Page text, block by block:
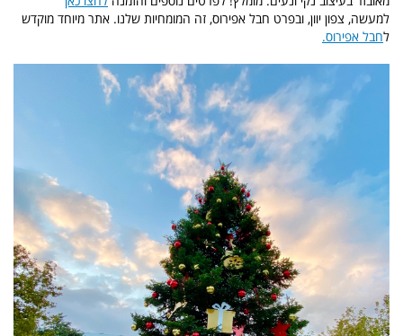
למעשה, צפון יוון, ובפרט חבל אפירוס, זה המומחיות שלנו. אתר מיוחד מוקדש
לחבל אפירוס.